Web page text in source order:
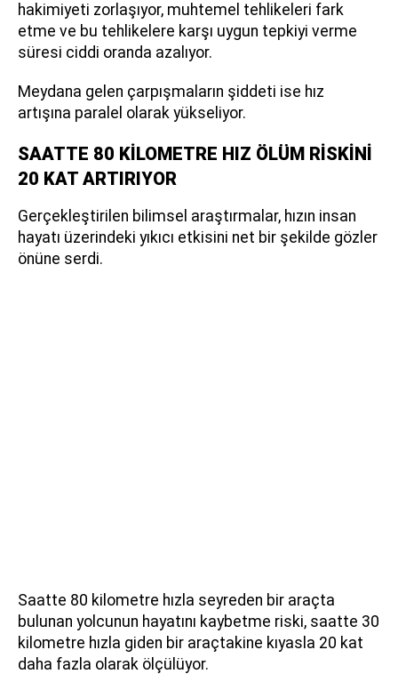
hakimiyeti zorlaşıyor, muhtemel tehlikeleri fark
etme ve bu tehlikelere karşı uygun tepkiyi verme
süresi ciddi oranda azalıyor.
Meydana gelen çarpışmaların şiddeti ise hız
artışına paralel olarak yükseliyor.
SAATTE 80 KİLOMETRE HIZ ÖLÜM RİSKİNİ
20 KAT ARTIRIYOR
Gerçekleştirilen bilimsel araştırmalar, hızın insan
hayatı üzerindeki yıkıcı etkisini net bir şekilde gözler
önüne serdi.
Saatte 80 kilometre hızla seyreden bir araçta
bulunan yolcunun hayatını kaybetme riski, saatte 30
kilometre hızla giden bir araçtakine kıyasla 20 kat
daha fazla olarak ölçülüyor.